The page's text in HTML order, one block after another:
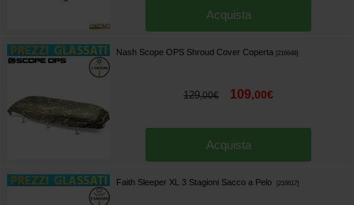
Acquista
Nash Scope OPS Shroud Cover Coperta [216648]
129,00€ 109,00€
Acquista
Faith Sleeper XL 3 Stagioni Sacco a Pelo [216617]